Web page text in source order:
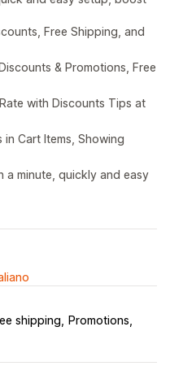
Free Shipping, and
& Promotions, Free
with Discounts Tips at
Cart Items, Showing
a minute, quickly and easy
shipping
Promotions